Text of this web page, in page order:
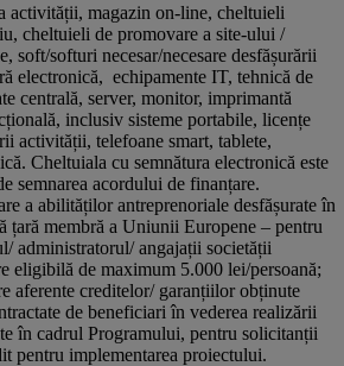
activității, magazin on-line, cheltuieli
cheltuieli de promovare a site-ului /
soft/softuri necesar/necesare desfășurării
electronică, echipamente IT, tehnică de
centrală, server, monitor, imprimantă
inclusiv sisteme portabile, licențe
activității, telefoane smart, tablete,
Cheltuiala cu semnătura electronică este
semnarea acordului de finanțare.
a abilităților antreprenoriale desfășurate în
țară membră a Uniunii Europene – pentru
administratorul/ angajații societății
eligibilă de maximum 5.000 lei/persoană;
aferente creditelor/ garanțiilor obținute
de beneficiari în vederea realizării
în cadrul Programului, pentru solicitanții
pentru implementarea proiectului.